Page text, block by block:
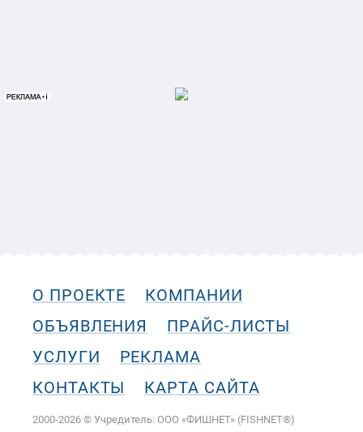
О ПРОЕКТЕ
КОМПАНИИ
ОБЪЯВЛЕНИЯ
ПРАЙС-ЛИСТЫ
УСЛУГИ
РЕКЛАМА
КОНТАКТЫ
КАРТА САЙТА
2000-2026 © Учредитель: ООО «ФИШНЕТ» (FISHNET®)